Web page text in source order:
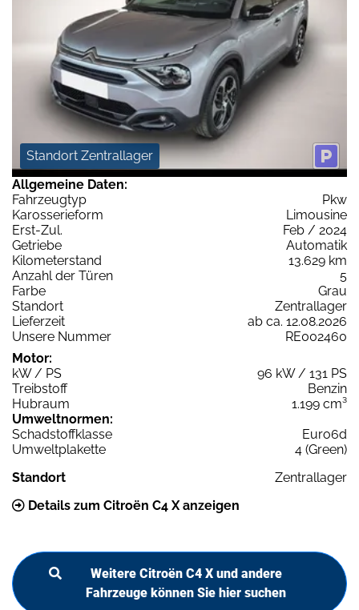
Standort Zentrallager
Allgemeine Daten:
Fahrzeugtyp
Pkw
Karosserieform
Limousine
Erst-Zul.
Feb / 2024
Getriebe
Automatik
Kilometerstand
13.629 km
Anzahl der Türen
5
Farbe
Grau
Standort
Zentrallager
Lieferzeit
ab ca. 12.08.2026
Unsere Nummer
RE002460
Motor:
kW / PS
96 kW / 131 PS
Treibstoff
Benzin
Hubraum
1.199 cm³
Umweltnormen:
Schadstoffklasse
Euro6d
Umweltplakette
4 (Green)
Standort
Zentrallager
Details zum Citroën C4 X anzeigen
Weitere Citroën C4 X und andere
Fahrzeuge können Sie hier suchen